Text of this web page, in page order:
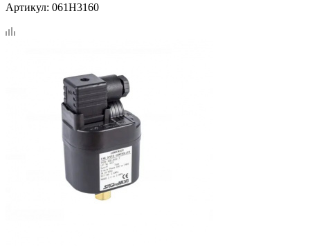
Артикул: 061Н3160